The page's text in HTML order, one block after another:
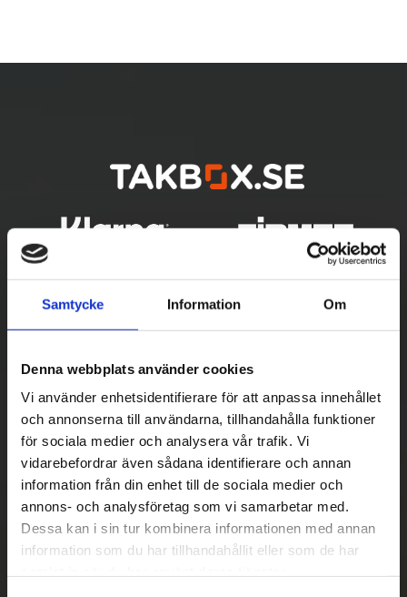
Samtycke Information Om
Denna webbplats använder cookies
Vi använder enhetsidentifierare för att anpassa innehållet
och annonserna till användarna, tillhandahålla funktioner
för sociala medier och analysera vår trafik. Vi
vidarebefordrar även sådana identifierare och annan
information från din enhet till de sociala medier och
annons- och analysföretag som vi samarbetar med.
Dessa kan i sin tur kombinera informationen med annan
information som du har tillhandahållit eller som de har
Betala säkert
|| Välj ||
Snabba leveranser
|| Eller ||